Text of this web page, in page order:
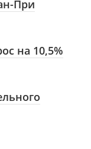
При
на 10,5%